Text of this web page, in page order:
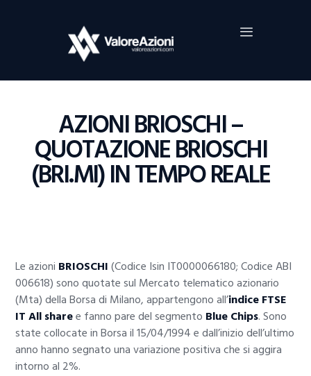
AZIONI BRIOSCHI –
QUOTAZIONE BRIOSCHI
(BRI.MI) IN TEMPO REALE
Home
Investimenti
Borsa
Guide Al Trading
Criptovalute
Le azioni BRIOSCHI(Codice Isin IT0000066180; Codice ABI
006618) sono quotate sul Mercato telematico azionario
(Mta) della Borsa di Milano, appartengono all’indice FTSE
IT All sharee fanno pare del segmento Blue Chips. Sono
state collocate in Borsa il 15/04/1994 e dall’inizio dell’ultimo
anno hanno segnato una variazione positiva che si aggira
intorno al 2%.